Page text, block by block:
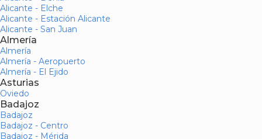
Alicante - Elche
Alicante - Estación Alicante
Alicante - San Juan
Almería
Almería
Almería - Aeropuerto
Almería - El Ejido
Asturias
Oviedo
Badajoz
Badajoz
Badajoz - Centro
Badajoz - Mérida